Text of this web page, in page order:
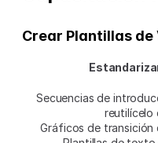
Crear Plantillas
Secuencias de
reutilícelo
Gráficos de transición